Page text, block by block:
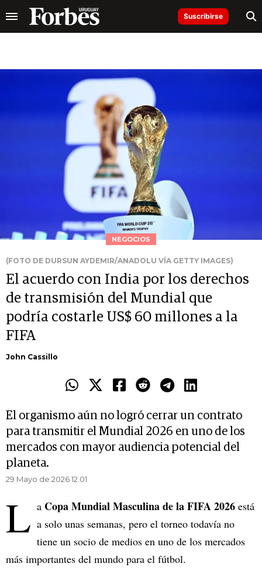
Suscribirse
NEGOCIOS
(FOTO DE DURSUN AYDEMIR/ANADOLU VÍA GETTY IMAGES)
El acuerdo con India por los derechos
de transmisión del Mundial que
podría costarle US$ 60 millones a la
FIFA
John Cassillo
El organismo aún no logró cerrar un contrato
para transmitir el Mundial 2026 en uno de los
mercados con mayor audiencia potencial del
planeta.
29 Mayo de 2026 12.01
L a Copa Mundial Masculina de la FIFA 2026 está
a solo unas semanas, pero el torneo todavía no
tiene un socio de medios en uno de los mercados
más importantes del mundo para el fútbol.